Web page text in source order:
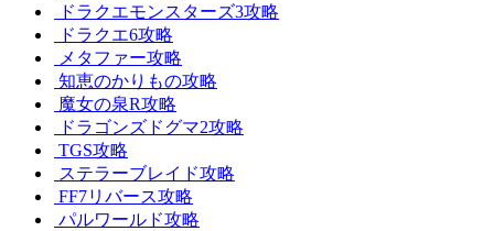
ドラクエモンスターズ3攻略
ドラクエ6攻略
メタファー攻略
知恵のかりもの攻略
魔女の泉R攻略
ドラゴンズドグマ2攻略
TGS攻略
ステラーブレイド攻略
FF7リバース攻略
パルワールド攻略